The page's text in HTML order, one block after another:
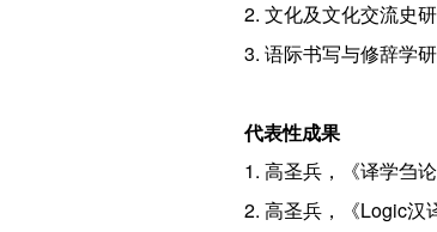
2. 文化及文化交流史
3. 语际书写与修辞学
代表性成果
1. 高圣兵，《译学刍
2. 高圣兵，《Logic汉